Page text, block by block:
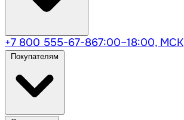
+7 800 555-67-867:00–18:00, МСК